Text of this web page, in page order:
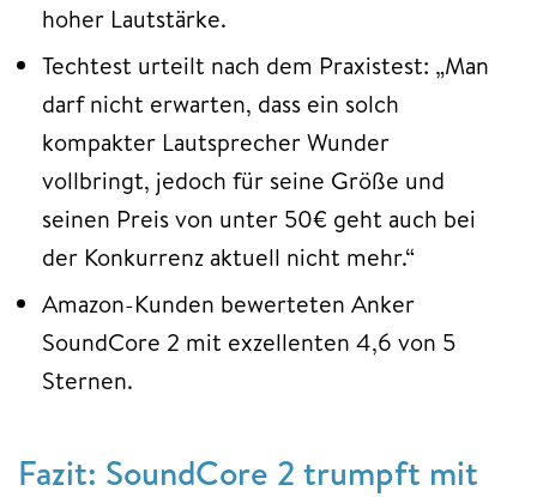
hoher Lautstärke.
Techtest urteilt nach dem Praxistest: „Man
darf nicht erwarten, dass ein solch
kompakter Lautsprecher Wunder
vollbringt, jedoch für seine Größe und
seinen Preis von unter 50€ geht auch bei
der Konkurrenz aktuell nicht mehr.“
Amazon-Kunden bewerteten Anker
SoundCore 2 mit exzellenten 4,6 von 5
Sternen.
Fazit: SoundCore 2 trumpft mit